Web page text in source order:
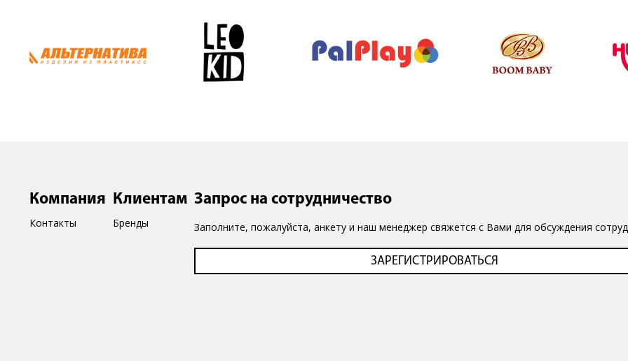
Компания
Контакты
Клиентам
Бренды
Запрос на сотрудничество
Заполните, пожалуйста, анкету и наш менеджер свяжется с Вами для обсуждения